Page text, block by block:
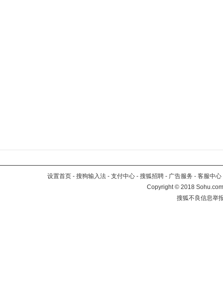
设置首页 - 搜狗输入法 - 支付中心 - 搜狐招聘 - 广告服务 - 客服中心
Copyright©2018
搜狐不良信息举